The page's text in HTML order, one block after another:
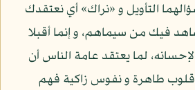
التأويل و «نراك» أي نعتقدك
فيك من سيماهم، و إنما أقبلا
لإحسانه، لما يعتقد عامة الناس أن
قلوب طاهرة و نفوس زاكية فهم